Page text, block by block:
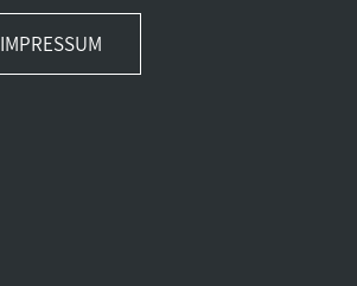
IMPRESSUM